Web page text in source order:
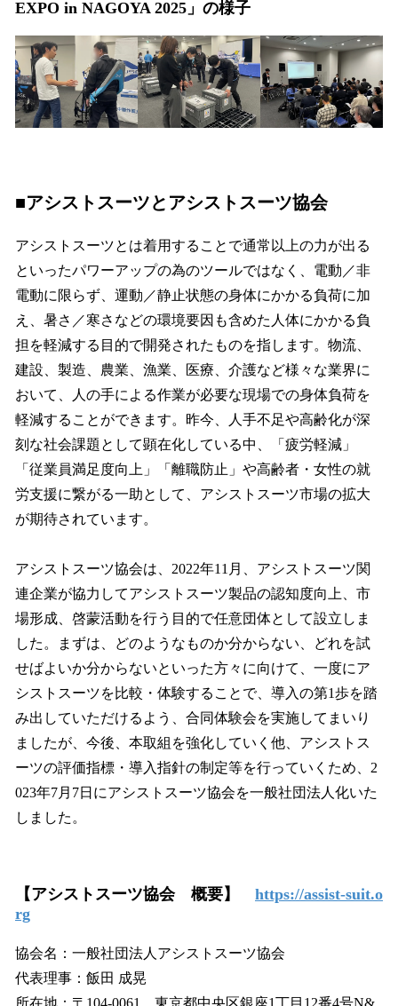
EXPO in NAGOYA 2025」の様子
■アシストスーツとアシストスーツ協会
アシストスーツとは着用することで通常以上の力が出る
といったパワーアップの為のツールではなく、電動／非
電動に限らず、運動／静止状態の身体にかかる負荷に加
え、暑さ／寒さなどの環境要因も含めた人体にかかる負
担を軽減する目的で開発されたものを指します。物流、
建設、製造、農業、漁業、医療、介護など様々な業界に
おいて、人の手による作業が必要な現場での身体負荷を
軽減することができます。昨今、人手不足や高齢化が深
刻な社会課題として顕在化している中、「疲労軽減」
「従業員満足度向上」「離職防止」や高齢者・女性の就
労支援に繋がる一助として、アシストスーツ市場の拡大
が期待されています。
アシストスーツ協会は、2022年11月、アシストスーツ関
連企業が協力してアシストスーツ製品の認知度向上、市
場形成、啓蒙活動を行う目的で任意団体として設立しま
した。まずは、どのようなものか分からない、どれを試
せばよいか分からないといった方々に向けて、一度にア
シストスーツを比較・体験することで、導入の第1歩を踏
み出していただけるよう、合同体験会を実施してまいり
ましたが、今後、本取組を強化していく他、アシストス
ーツの評価指標・導入指針の制定等を行っていくため、2
023年7月7日にアシストスーツ協会を一般社団法人化いた
しました。
【アシストスーツ協会 概要】 https://assist-suit.o
rg
協会名：一般社団法人アシストスーツ協会
代表理事：飯田 成晃